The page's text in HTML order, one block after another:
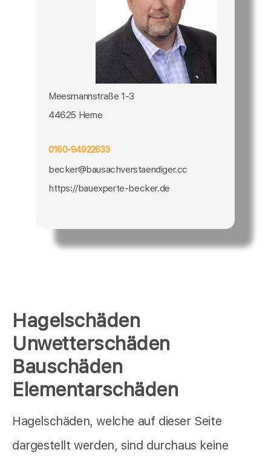
Hagelschäden
Unwetterschäden
Bauschäden
Elementarschäden
Hagelschäden, welche auf dieser Seite
dargestellt werden, sind durchaus keine
Meesmannstraße 1-3
44625 Herne
0160-94922633
becker@bausachverstaendiger.cc
https://bauexperte-becker.de